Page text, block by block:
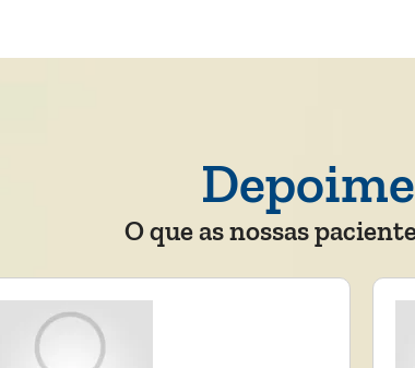
O que as nossas